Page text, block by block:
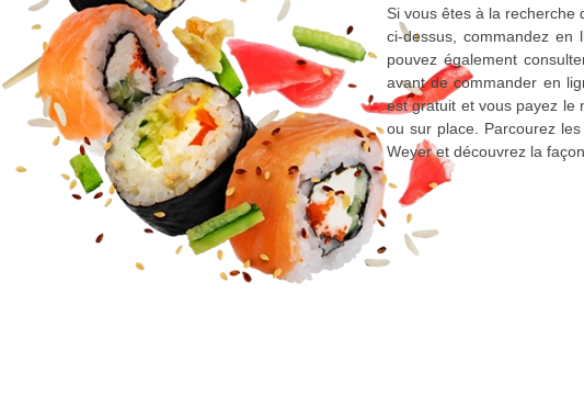
Si vous êtes à la recherche
ci-dessus, commandez en
pouvez également
avant de commander en
est gratuit et vous payez le
ou sur place. Parcourez
Weyer et découvrez la